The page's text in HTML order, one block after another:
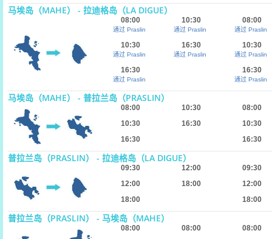
马埃岛（MAHE） - 拉迪格岛（LA DIGUE）
08:00
通过 Praslin
10:30
通过 Praslin
16:30
通过 Praslin
10:30
通过 Praslin
16:30
通过 Praslin
08:00
通过 Praslin
10:30
通过 Praslin
16:30
通过 Praslin
马埃岛（MAHE） - 普拉兰岛（PRASLIN）
08:00
10:30
16:30
10:30
16:30
08:00
10:30
16:30
普拉兰岛（PRASLIN） - 拉迪格岛（LA DIGUE）
09:30
12:00
18:00
12:00
18:00
09:30
12:00
18:00
普拉兰岛（PRASLIN） - 马埃岛（MAHE）
08:00
08:00
08:00